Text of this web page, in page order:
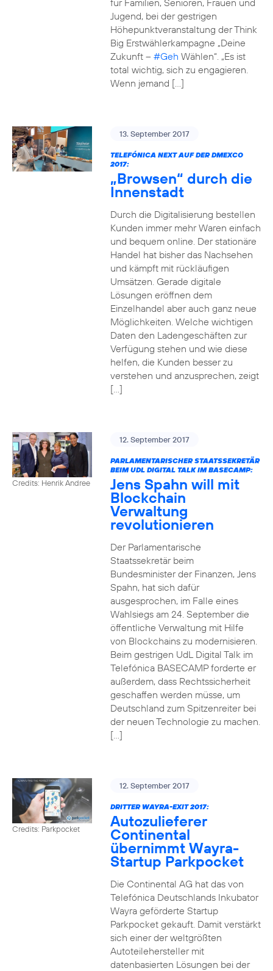
für Familien, Senioren, Frauen und
Jugend, bei der gestrigen
Höhepunktveranstaltung der Think
Big Erstwählerkampagne „Deine
Zukunft – #Geh Wählen“. „Es ist
total wichtig, sich zu engagieren.
Wenn jemand […]
13. September 2017
TELEFÓNICA NEXT AUF DER DMEXCO
2017:
„Browsen“ durch die
Innenstadt
Durch die Digitalisierung bestellen
Kunden immer mehr Waren einfach
und bequem online. Der stationäre
Handel hat bisher das Nachsehen
und kämpft mit rückläufigen
Umsätzen. Gerade digitale
Lösungen eröffnen dem
Einzelhandel aber auch ganz neue
Möglichkeiten. Welche wichtigen
Daten den Ladengeschäften zur
Verfügung stehen und wie diese
helfen, die Kunden besser zu
verstehen und anzusprechen, zeigt
[…]
Credits: Henrik Andree
12. September 2017
PARLAMENTARISCHER STAATSSEKRETÄR
BEIM UDL DIGITAL TALK IM BASECAMP:
Jens Spahn will mit
Blockchain
Verwaltung
revolutionieren
Der Parlamentarische
Staatssekretär beim
Bundesminister der Finanzen, Jens
Spahn, hat sich dafür
ausgesprochen, im Falle eines
Wahlsiegs am 24. September die
öffentliche Verwaltung mit Hilfe
von Blockchains zu modernisieren.
Beim gestrigen UdL Digital Talk im
Telefónica BASECAMP forderte er
außerdem, dass Rechtssicherheit
geschaffen werden müsse, um
Deutschland zum Spitzenreiter bei
der neuen Technologie zu machen.
[…]
Credits: Parkpocket
12. September 2017
DRITTER WAYRA-EXIT 2017:
Autozulieferer
Continental
übernimmt Wayra-
Startup Parkpocket
Die Continental AG hat das von
Telefónica Deutschlands Inkubator
Wayra geförderte Startup
Parkpocket gekauft. Damit verstärkt
sich einer der weltgrößten
Autoteilehersteller mit
datenbasierten Lösungen bei der